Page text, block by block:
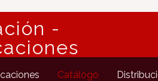
-
Catálogo